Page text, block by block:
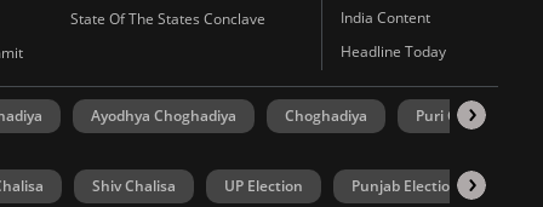
State Of The States Conclave
India Content
Headline Today
Ayodhya Choghadiya Choghadiya Puri Choghadiya
Shiv Chalisa UP Election Punjab Election